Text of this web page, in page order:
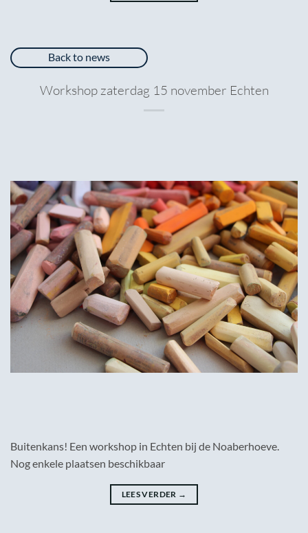
Back to news
Workshop zaterdag 15 november Echten
Buitenkans! Een workshop in Echten bij de Noaberhoeve.
Nog enkele plaatsen beschikbaar
LEES VERDER →